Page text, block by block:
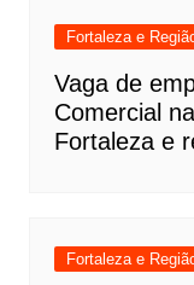
Fortaleza e
Vaga de
Comercial
Fortaleza e
Fortaleza e